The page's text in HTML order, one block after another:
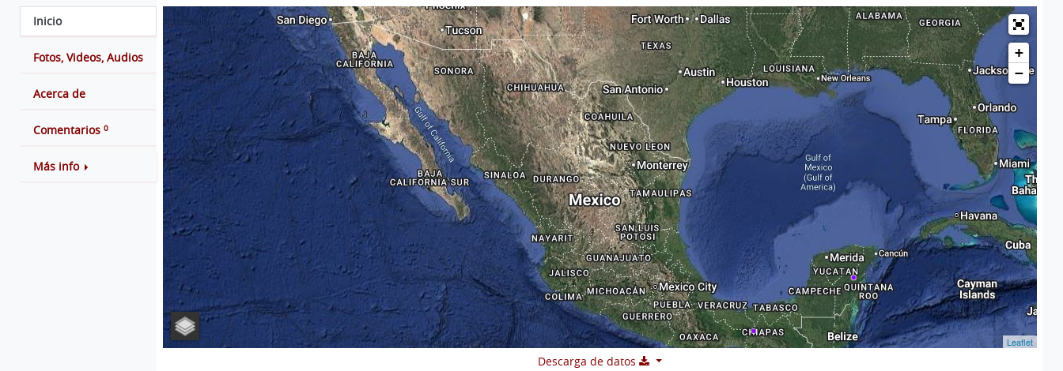
Inicio
Fotos, Videos, Audios
Acerca de
Comentarios 0
Más info
+
−
Leaflet
Descarga de datos